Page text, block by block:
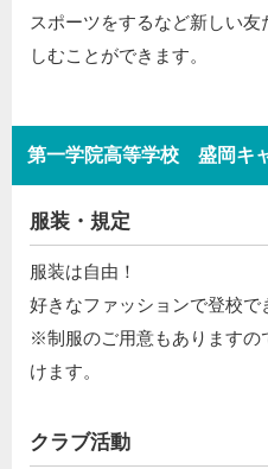
スポーツをするなど新しい
しむことができます。
第一学院高等学校 盛岡キ
服装・規定
服装は自由！
好きなファッションで登校で
※制服のご用意もありますの
けます。
クラブ活動